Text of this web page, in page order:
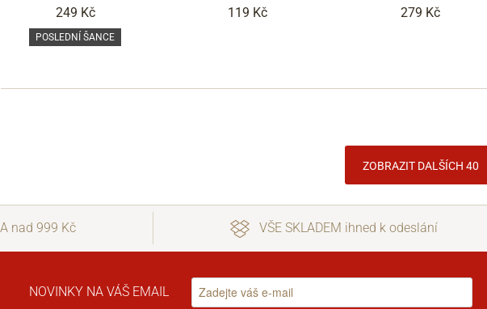
249 Kč
POSLEDNÍ ŠANCE
119 Kč
279 Kč
ZOBRAZIT DALŠÍCH 40
nad 999 Kč VŠE SKLADEM ihned k odeslání
NOVINKY NA VÁŠ EMAIL